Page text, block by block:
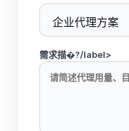
需求描�?/label>